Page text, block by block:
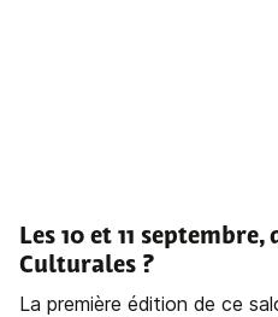
Les 10 et 11
Culturales ?
La première édition de ce